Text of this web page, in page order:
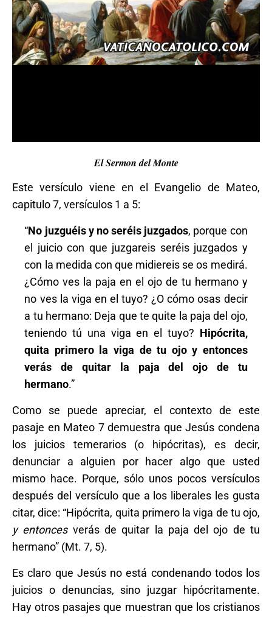
El Sermon del Monte
Este versículo viene en el Evangelio de Mateo,
capitulo 7, versículos 1 a 5:
“No juzguéis y no seréis juzgados, porque con
el juicio con que juzgareis seréis juzgados y
con la medida con que midiereis se os medirá.
¿Cómo ves la paja en el ojo de tu hermano y
no ves la viga en el tuyo? ¿O cómo osas decir
a tu hermano: Deja que te quite la paja del ojo,
teniendo tú una viga en el tuyo? Hipócrita,
quita primero la viga de tu ojo y entonces
verás de quitar la paja del ojo de tu
hermano.”
Como se puede apreciar, el contexto de este
pasaje en Mateo 7 demuestra que Jesús condena
los juicios temerarios (o hipócritas), es decir,
denunciar a alguien por hacer algo que usted
mismo hace. Porque, sólo unos pocos versículos
después del versículo que a los liberales les gusta
citar, dice: “Hipócrita, quita primero la viga de tu ojo,
y entoncesverás de quitar la paja del ojo de tu
hermano” (Mt. 7, 5).
Es claro que Jesús no está condenando todos los
juicios o denuncias, sino juzgar hipócritamente.
Hay otros pasajes que muestran que los cristianos